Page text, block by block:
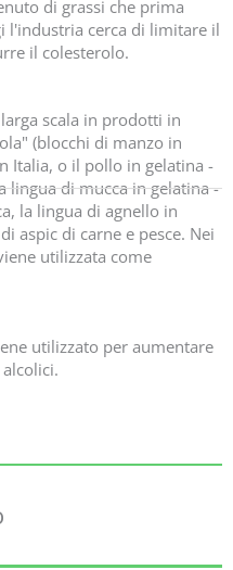
di grassi che prima
l'industria cerca di limitare il
il colesterolo.
scala in prodotti in
(blocchi di manzo in
Italia, o il pollo in gelatina -
lingua di mucca in gelatina -
la lingua di agnello in
aspic di carne e pesce. Nei
utilizzata come
utilizzato per aumentare